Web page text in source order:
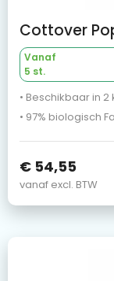
Cottover
Vanaf
5 st.
• Beschikbaar in 2
• 97% biologisch
€ 54,55
vanaf excl. BTW